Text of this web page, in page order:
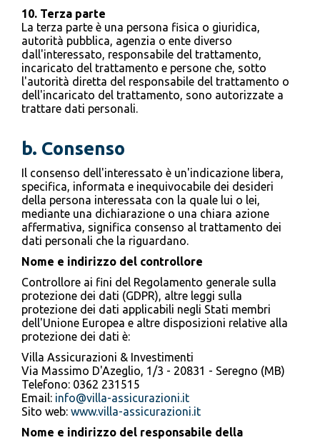
10. Terza parte
La terza parte è una persona fisica o giuridica,
autorità pubblica, agenzia o ente diverso
dall'interessato, responsabile del trattamento,
incaricato del trattamento e persone che, sotto
l'autorità diretta del responsabile del trattamento o
dell'incaricato del trattamento, sono autorizzate a
trattare dati personali.
b. Consenso
Il consenso dell'interessato è un'indicazione libera,
specifica, informata e inequivocabile dei desideri
della persona interessata con la quale lui o lei,
mediante una dichiarazione o una chiara azione
affermativa, significa consenso al trattamento dei
dati personali che la riguardano.
Nome e indirizzo del controllore
Controllore ai fini del Regolamento generale sulla
protezione dei dati (GDPR), altre leggi sulla
protezione dei dati applicabili negli Stati membri
dell'Unione Europea e altre disposizioni relative alla
protezione dei dati è:
Villa Assicurazioni & Investimenti
Via Massimo D'Azeglio, 1/3 - 20831 - Seregno (MB)
Telefono: 0362 231515
Email: info@villa-assicurazioni.it
Sito web: www.villa-assicurazioni.it
Nome e indirizzo del responsabile della